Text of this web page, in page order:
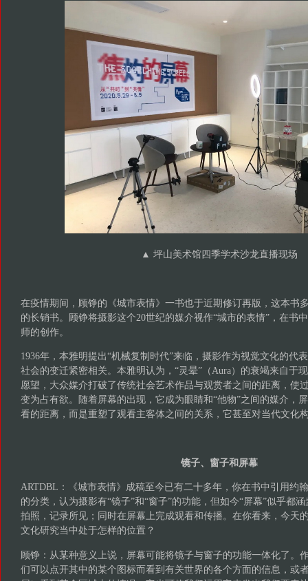
▲ 坪山美术馆四季学术沙龙直播现场
在疫情期间，顾铮的《城市表情》一书也于近期修订再版，这本书
的长销书。顾铮将摄影这个20世纪的媒介视作“城市的表情”，在书
师的创作。
1936年，本雅明提出“机械复制时代”来临，摄影作为视觉文化的代
社会的变迁紧密相关。本雅明认为，“灵晕”（Aura）的衰竭来自于
愿望，大众媒介打破了传统社会艺术作品与观赏者之间的距离，使
变为占有欲。随着屏幕的出现，它成为眼睛和“他物”之间的媒介，
看的距离，而是重塑了观看主客体之间的关系，它甚至对当代文化
镜子、窗子和屏幕
ARTDBL：《城市表情》成稿至今已有二十多年，你在书中引用约
的分类，认为摄影有“镜子”和“窗子”的功能，但如今“屏幕”似乎都
拍照，记录所见；同时在屏幕上完成观看和传播。在你看来，今天
文化研究当中处于怎样的位置？
顾铮：从某种意义上说，屏幕可能将镜子与窗子的功能一体化了。
们可以点开其中的某个图标而看到有关世界的各个方面的信息，或